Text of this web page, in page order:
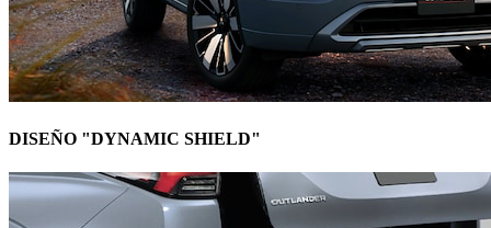
DISEÑO "DYNAMIC SHIELD"